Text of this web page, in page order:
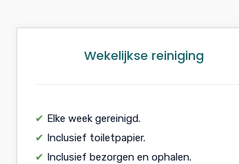
Wekelijkse reiniging
✔ Elke week gereinigd.
✔ Inclusief toiletpapier.
✔ Inclusief bezorgen en ophalen.